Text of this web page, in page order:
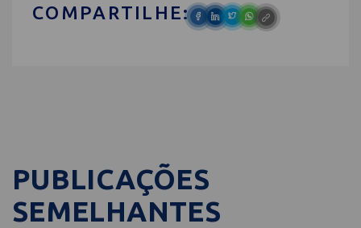
COMPARTILHE:
PUBLICAÇÕES
SEMELHANTES